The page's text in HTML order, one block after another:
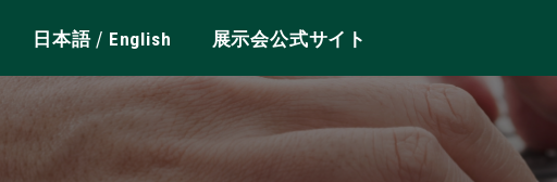
日本語/ English 展示会公式サイト